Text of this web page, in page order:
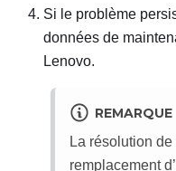
Si le problème
données de
Lenovo.
REMARQUE
La résolution
remplacement